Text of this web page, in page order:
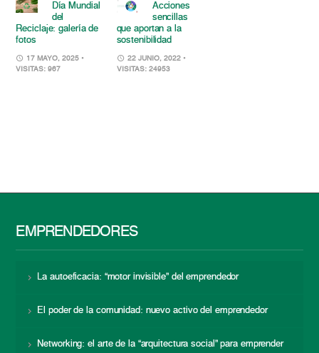
Día Mundial
del
Reciclaje: galería de
fotos
17 MAYO, 2025 •
VISITAS: 967
Acciones
sencillas
que aportan a la
sostenibilidad
22 JUNIO, 2022 •
VISITAS: 24953
EMPRENDEDORES
La autoeficacia: “motor invisible” del emprendedor
El poder de la comunidad: nuevo activo del emprendedor
Networking: el arte de la “arquitectura social” para emprender